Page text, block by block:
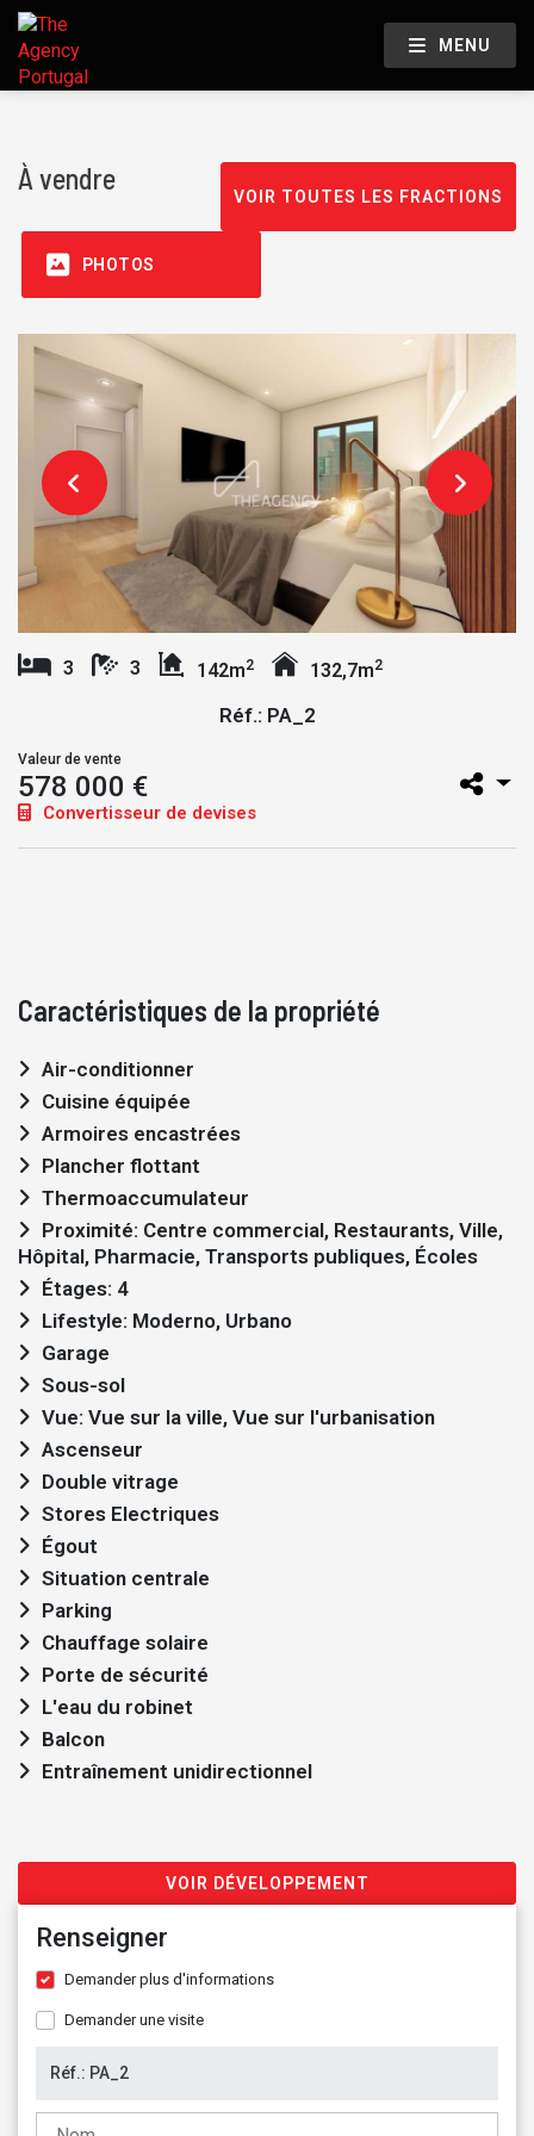
MENU
À vendre
VOIR TOUTES LES FRACTIONS
PHOTOS
3 3 142m2 132,7m2
Réf.: PA_2
Valeur de vente
578 000 €
Convertisseur de devises
Caractéristiques de la propriété
Air-conditionner
Cuisine équipée
Armoires encastrées
Plancher flottant
Thermoaccumulateur
Hôpital, Pharmacie, Transports publiques, Écoles
Étages: 4
Lifestyle: Moderno, Urbano
Garage
Sous-sol
Vue: Vue sur la ville, Vue sur l'urbanisation
Ascenseur
Double vitrage
Stores Electriques
Égout
Situation centrale
Parking
Chauffage solaire
Porte de sécurité
L'eau du robinet
Balcon
Entraînement unidirectionnel
VOIR DÉVELOPPEMENT
Renseigner
Demander plus d'informations
Demander une visite